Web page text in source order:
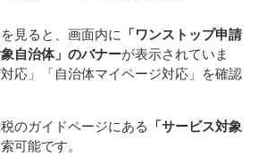
見ると、画面内に
「ワンストップ申請
自治体」のバナーが表示されていま
応」「自治体マイページ対応」を確認
のガイドページにある
「サービス対象
可能です。